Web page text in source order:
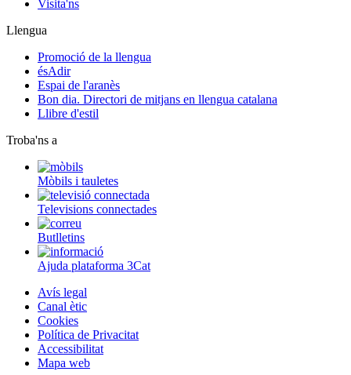
Visita'ns
Llengua
Promoció de la llengua
ésAdir
Espai de l'aranès
Bon dia. Directori de mitjans en llengua catalana
Llibre d'estil
Troba'ns a
Mòbils i tauletes
Televisions connectades
Butlletins
Ajuda plataforma 3Cat
Avís legal
Canal ètic
Cookies
Política de Privacitat
Accessibilitat
Mapa web